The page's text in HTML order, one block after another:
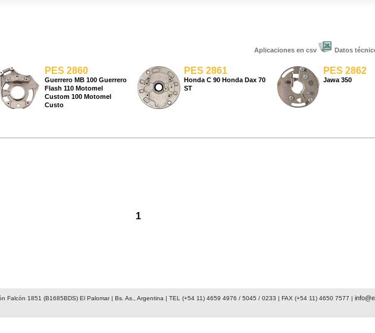
Aplicaciones en csv Datos
PES 2860
Guerrero MB 100 Guerrero
Flash 110 Motomel
Custom 100 Motomel
Custo
PES 2861
Honda C 90 Honda Dax 70
ST
PES 2862
Jawa 350
1
Falcón 1851 (B1685BDS) El Palomar | Bs. As., Argentina | TEL (+54 11) 4659 4976 / 5045 / 0233 | FAX (+54 11) 4650 7577 |